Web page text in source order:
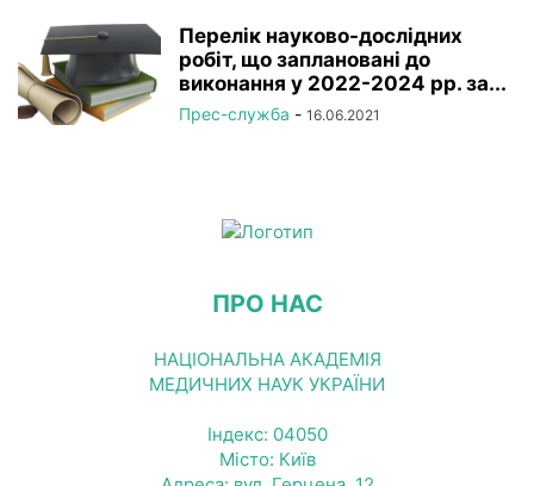
Перелік науково-дослідних
робіт, що заплановані до
виконання у 2022-2024 рр. за...
Прес-служба - 16.06.2021
ПРО НАС
НАЦІОНАЛЬНА АКАДЕМІЯ
МЕДИЧНИХ НАУК УКРАЇНИ
Індекс: 04050
Місто: Київ